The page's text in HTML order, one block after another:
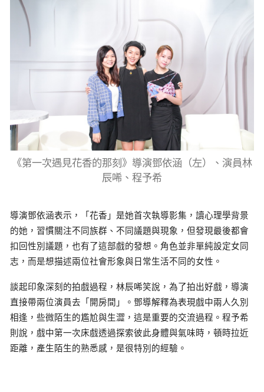
《第一次遇見花香的那刻》導演鄧依涵（左）、演員林
辰唏、程予希
導演鄧依涵表示，「花香」是她首次執導影集，讀心理學背景
的她，習慣關注不同族群、不同議題與現象，但發現最後都會
扣回性別議題，也有了這部戲的發想。角色並非單純設定女同
志，而是想描述兩位社會形象與日常生活不同的女性。
談起印象深刻的拍戲過程，林辰唏笑說，為了拍出好戲，導演
直接帶兩位演員去「開房間」。鄧導解釋為表現戲中兩人久別
相逢，些微陌生的尷尬與生澀，這是重要的交流過程。程予希
則說，戲中第一次床戲透過探索彼此身體與氣味時，頓時拉近
距離，產生陌生的熟悉感，是很特別的經驗。